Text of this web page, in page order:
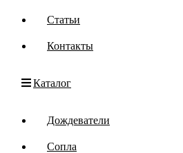
Статьи
Контакты
Каталог
Дождеватели
Сопла